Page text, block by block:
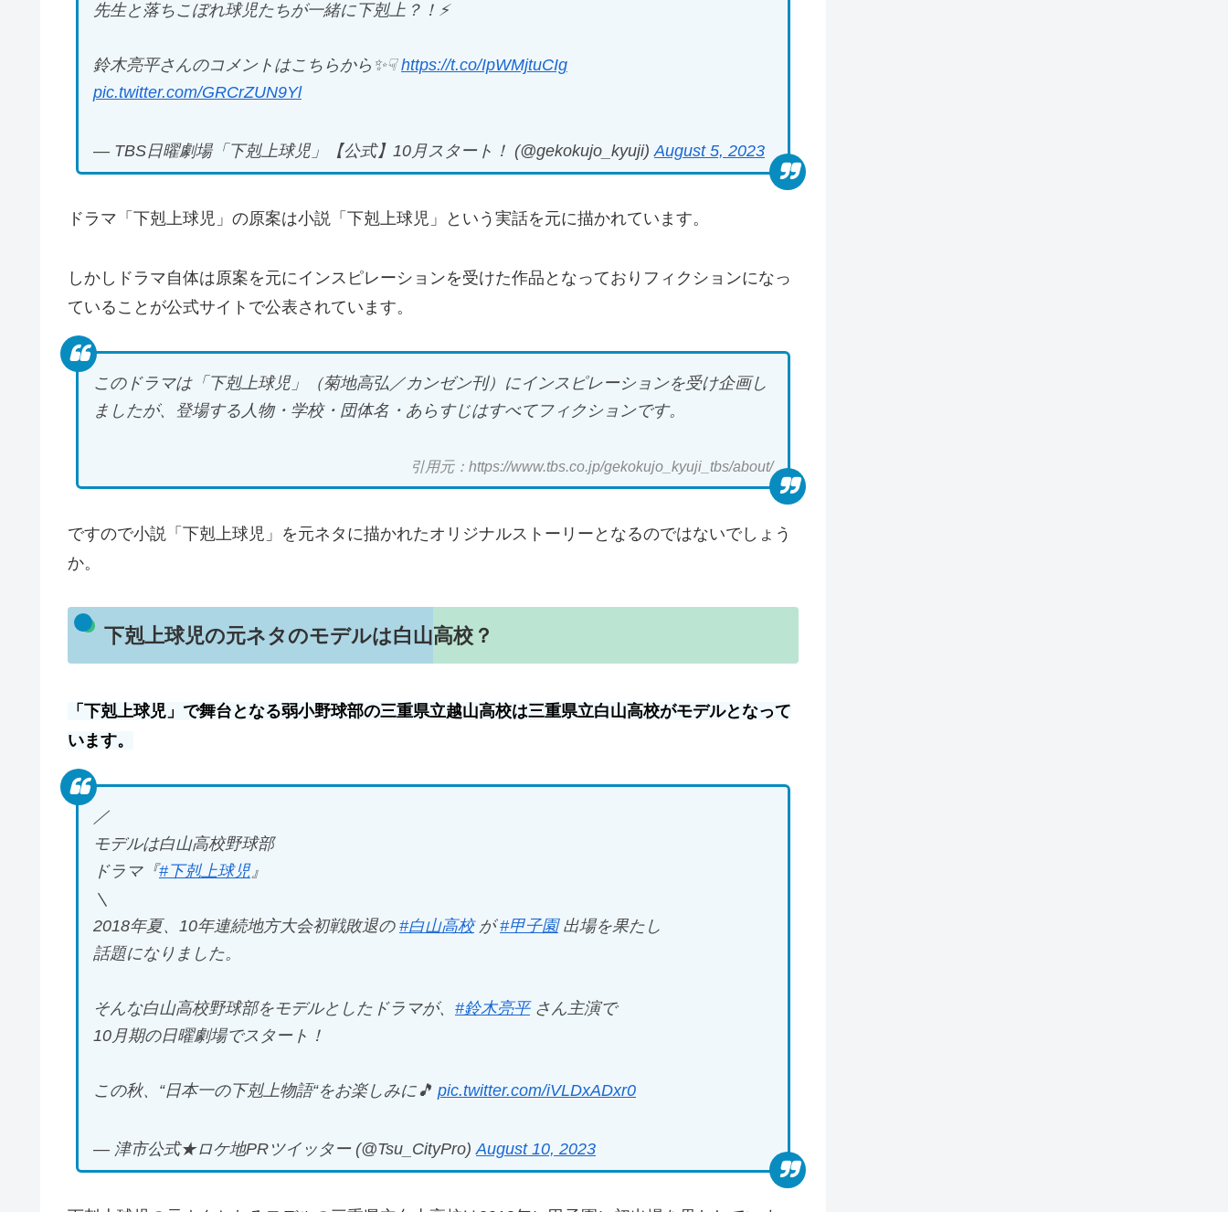
先生と落ちこぼれ球児たちが一緒に下剋上？！⚡
鈴木亮平さんのコメントはこちらから✨☟https://t.co/IpWMjtuCIg
pic.twitter.com/GRCrZUN9Yl
— TBS日曜劇場「下剋上球児」【公式】10月スタート！ (@gekokujo_kyuji) August 5, 2023
ドラマ「下剋上球児」の原案は小説「下剋上球児」という実話を元に描かれています。
しかしドラマ自体は原案を元にインスピレーションを受けた作品となっておりフィクションになっ
ていることが公式サイトで公表されています。
このドラマは「下剋上球児」（菊地高弘／カンゼン刊）にインスピレーションを受け企画し
ましたが、登場する人物・学校・団体名・あらすじはすべてフィクションです。
引用元：https://www.tbs.co.jp/gekokujo_kyuji_tbs/about/
ですので小説「下剋上球児」を元ネタに描かれたオリジナルストーリーとなるのではないでしょう
か。
下剋上球児の元ネタのモデルは白山高校？
「下剋上球児」で舞台となる弱小野球部の三重県立越山高校は三重県立白山高校がモデルとなって
います。
／
モデルは白山高校野球部
ドラマ『#下剋上球児』
＼
2018年夏、10年連続地方大会初戦敗退の #白山高校が#甲子園出場を果たし
話題になりました。
そんな白山高校野球部をモデルとしたドラマが、 #鈴木亮平さん主演で
10月期の日曜劇場でスタート！
この秋、“日本一の下剋上物語“をお楽しみに🎵 pic.twitter.com/iVLDxADxr0
— 津市公式★ロケ地PRツイッター (@Tsu_CityPro) August 10, 2023